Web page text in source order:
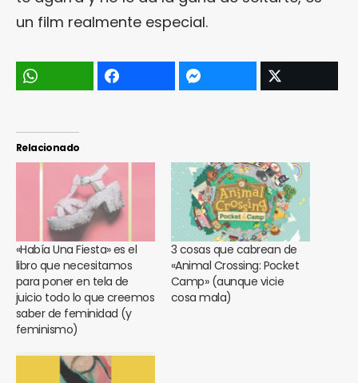
un film realmente especial.
Relacionado
«Había Una Fiesta» es el
libro que necesitamos
para poner en tela de
juicio todo lo que creemos
saber de feminidad (y
feminismo)
3 cosas que cabrean de
«Animal Crossing: Pocket
Camp» (aunque vicie
cosa mala)